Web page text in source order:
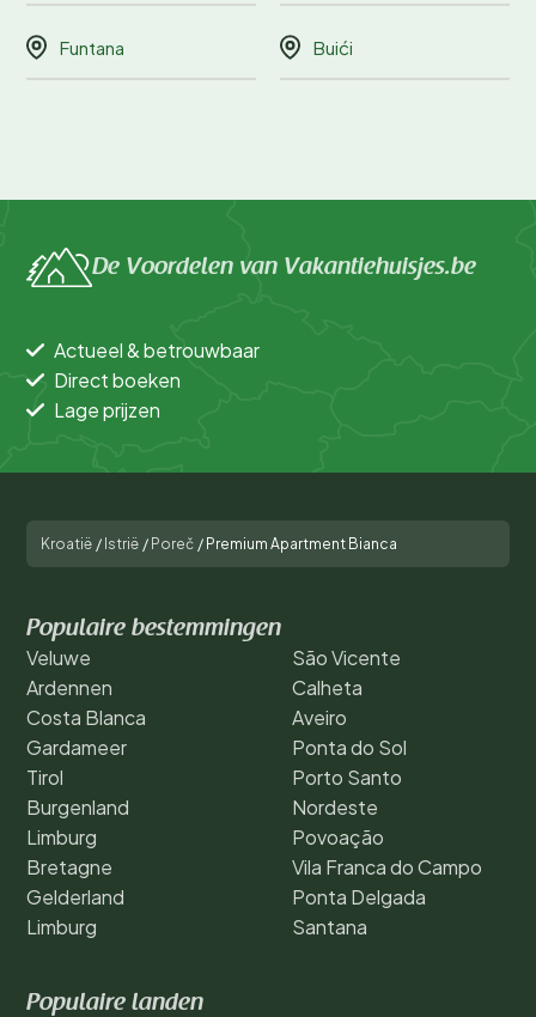
Funtana Buići
De Voordelen van Vakantiehuisjes.be
Actueel & betrouwbaar
Direct boeken
Lage prijzen
Kroatië / Istrië / Poreč / Premium Apartment Bianca
Populaire bestemmingen
Veluwe
Ardennen
Costa Blanca
Gardameer
Tirol
Burgenland
Limburg
Bretagne
Gelderland
Limburg
São Vicente
Calheta
Aveiro
Ponta do Sol
Porto Santo
Nordeste
Povoação
Vila Franca do Campo
Ponta Delgada
Santana
Populaire landen